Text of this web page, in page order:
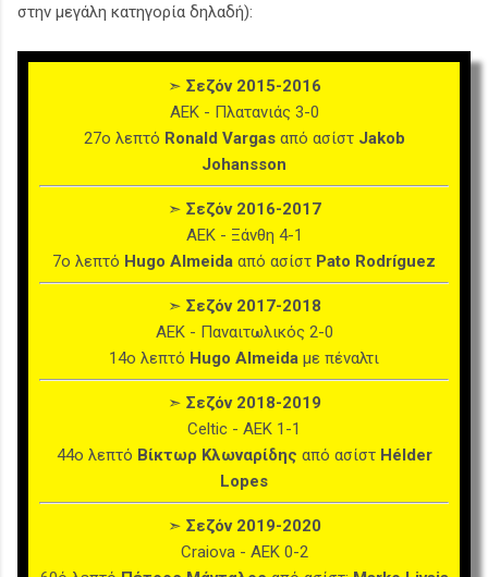
στην μεγάλη κατηγορία δηλαδή):
➣ Σεζόν 2015-2016
ΑΕΚ - Πλατανιάς 3-0
27ο λεπτό Ronald Vargasαπό ασίστ Jakob
Johansson
➣ Σεζόν 2016-2017
ΑΕΚ - Ξάνθη 4-1
7ο λεπτό Hugo Almeida από ασίστ Pato Rodríguez
➣ Σεζόν 2017-2018
ΑΕΚ - Παναιτωλικός 2-0
14ο λεπτό Hugo Almeida με πέναλτι
➣ Σεζόν 2018-2019
Celtic - ΑΕΚ 1-1
44ο λεπτό Βίκτωρ Κλωναρίδης από ασίστ Hélder
Lopes
➣ Σεζόν 2019-2020
Craiova - ΑΕΚ 0-2